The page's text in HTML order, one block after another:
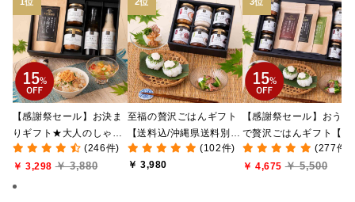
【感謝祭セール】お決ま
りギフト★大人のしゃけ
しゃけめんたい入り【送
料込/沖縄県送料別途】
【化粧箱包装付】
(246件)
￥ 3,298 ￥ 3,880
至福の贅沢ごはんギフト
【送料込/沖縄県送料別
途】【化粧箱包装付/オン
ライン限定】
(102件)
￥ 3,980
【感謝祭セール】おうち
で贅沢ごはんギフト【送
料無料/沖縄県送料別途】
【化粧箱包装付/オンライ
(277件)
￥ 4,675 ￥ 5,500